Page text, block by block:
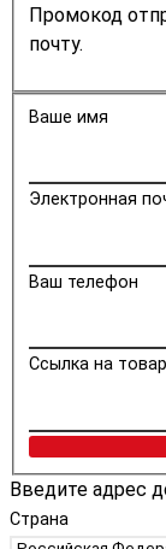
Промокод
почту.
Ваше имя
Электронная
Ваш телефон
Ссылка на товар
Введите адрес
Страна